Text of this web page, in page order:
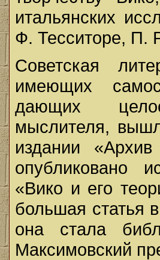
итальянских
Ф. Тесситоре, П.
Советская
имеющих
дающих
мыслителя,
издании
опубликовано
«Вико и его
большая статья
она стала
Максимовский